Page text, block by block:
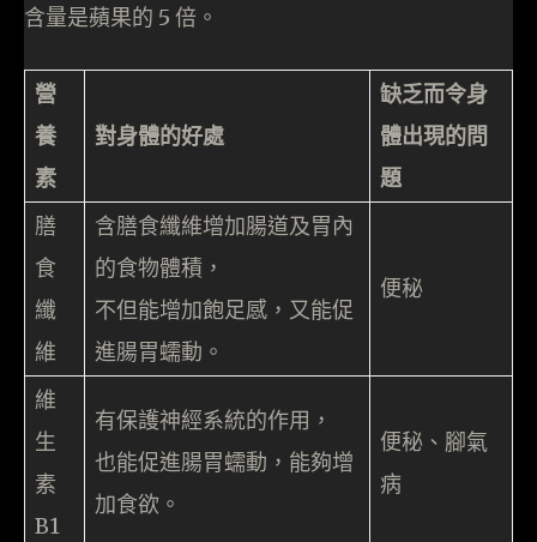
含量是蘋果的 5 倍。
營
養
素
對身體的好處
缺乏而令身
體出現的問
題
膳
食
纖
維
含膳食纖維增加腸道及胃內
的食物體積，
不但能增加飽足感，又能促
進腸胃蠕動。
便秘
維
生
素
B1
有保護神經系統的作用，
也能促進腸胃蠕動，能夠增
加食欲。
便秘、腳氣
病